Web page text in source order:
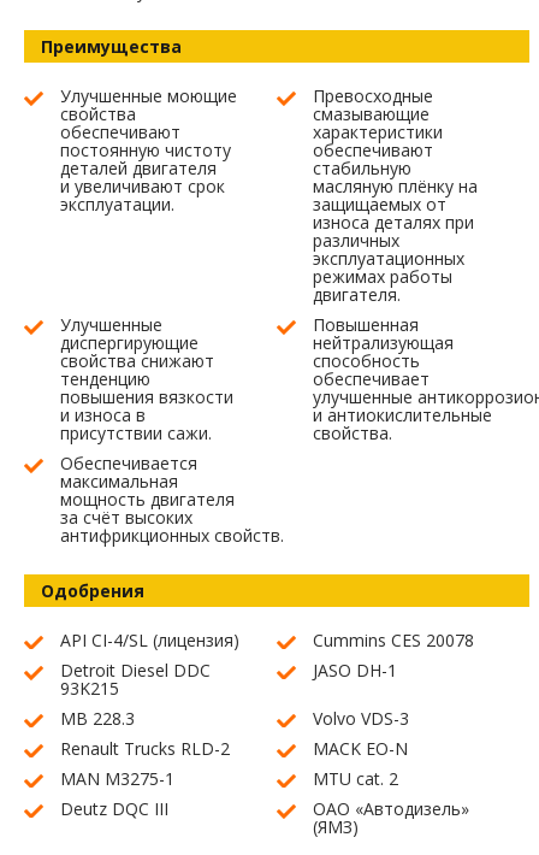
Преимущества
Улучшенные моющие
свойства
обеспечивают
постоянную чистоту
деталей двигателя
и увеличивают срок
эксплуатации.
Превосходные
смазывающие
характеристики
обеспечивают
стабильную
масляную плёнку на
защищаемых от
износа деталях при
различных
эксплуатационных
режимах работы
двигателя.
Улучшенные
диспергирующие
свойства снижают
тенденцию
повышения вязкости
и износа в
присутствии сажи.
Повышенная
нейтрализующая
способность
обеспечивает
улучшенные
и антиокислительные
свойства.
Обеспечивается
максимальная
мощность двигателя
за счёт высоких
антифрикционных свойств.
Одобрения
API CI-4/SL (лицензия)
Cummins CES 20078
Detroit Diesel DDC
93K215
JASO DH-1
MB 228.3
Volvo VDS-3
Renault Trucks RLD-2
MACK EO-N
MAN М3275-1
MTU cat. 2
Deutz DQC III
ОАО «Автодизель»
(ЯМЗ)